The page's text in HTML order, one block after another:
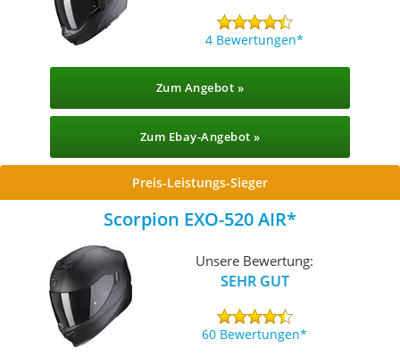
4 Bewertungen
Zum Angebot »
Zum Ebay-Angebot »
Preis-Leistungs-Sieger
Scorpion EXO-520 AIR
Unsere Bewertung:
SEHR GUT
60 Bewertungen